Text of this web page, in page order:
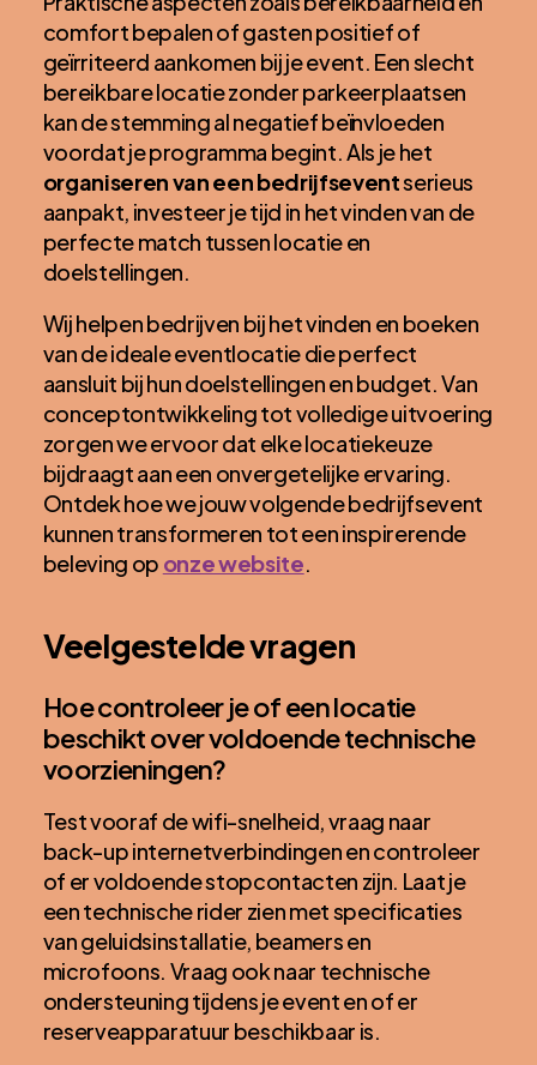
comfort bepalen of gasten positief of
geïrriteerd aankomen bij je event. Een slecht
bereikbare locatie zonder parkeerplaatsen
kan de stemming al negatief beïnvloeden
voordat je programma begint. Als je het
organiseren van een bedrijfseventserieus
aanpakt, investeer je tijd in het vinden van de
perfecte match tussen locatie en
doelstellingen.
Wij helpen bedrijven bij het vinden en boeken
van de ideale eventlocatie die perfect
aansluit bij hun doelstellingen en budget. Van
conceptontwikkeling tot volledige uitvoering
zorgen we ervoor dat elke locatiekeuze
bijdraagt aan een onvergetelijke ervaring.
Ontdek hoe we jouw volgende bedrijfsevent
kunnen transformeren tot een inspirerende
beleving op onze website.
Veelgestelde vragen
Hoe controleer je of een locatie
beschikt over voldoende technische
voorzieningen?
Test vooraf de wifi-snelheid, vraag naar
back-up internetverbindingen en controleer
of er voldoende stopcontacten zijn. Laat je
een technische rider zien met specificaties
van geluidsinstallatie, beamers en
microfoons. Vraag ook naar technische
ondersteuning tijdens je event en of er
reserveapparatuur beschikbaar is.